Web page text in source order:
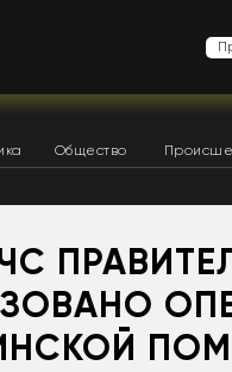
Общество